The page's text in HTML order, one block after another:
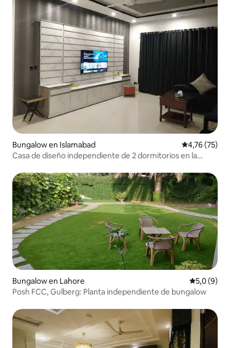
Bungalow en Islamabad Calificación
4,76 (75)
Casa de diseño independiente de 2 dormitorios en la
Bungalow en Lahore
5,0 (9)
Posh FCC, Gulberg: Planta independiente de bungalow